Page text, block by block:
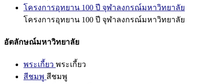
โครงการอุทยาน 100 ปี จุฬาลงกรณ์มหาวิทยาลัย
โครงการอุทยาน 100 ปี จุฬาลงกรณ์มหาวิทยาลัย
อัตลักษณ์มหาวิทยาลัย
พระเกี้ยว พระเกี้ยว
สีชมพู สีชมพู